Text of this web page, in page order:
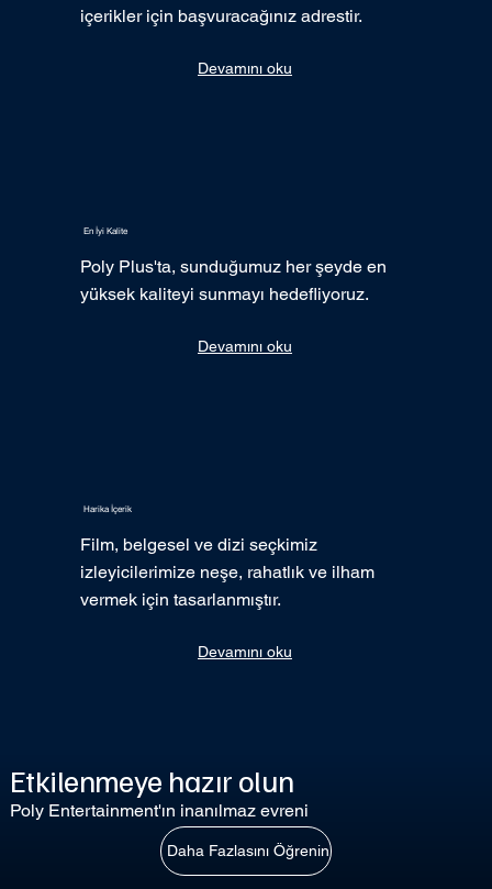
Etkilenmeye hazır olun
Poly Entertainment'ın inanılmaz evreni
Daha Fazlasını Öğrenin
içerikler için başvuracağınız adrestir.
Devamını oku
En İyi Kalite
Poly Plus'ta, sunduğumuz her şeyde en
yüksek kaliteyi sunmayı hedefliyoruz.
Devamını oku
Harika İçerik
Film, belgesel ve dizi seçkimiz
izleyicilerimize neşe, rahatlık ve ilham
vermek için tasarlanmıştır.
Devamını oku